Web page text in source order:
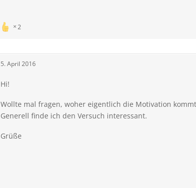
2
5. April 2016
Hi!
Wollte mal fragen, woher eigentlich die Motivation
Generell finde ich den Versuch interessant.
Grüße